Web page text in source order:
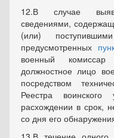
12.В случае
сведениями,
(или)
предусмотренных
военный
должностное лицо
посредством
Реестра
расхождении в срок,
со дня его